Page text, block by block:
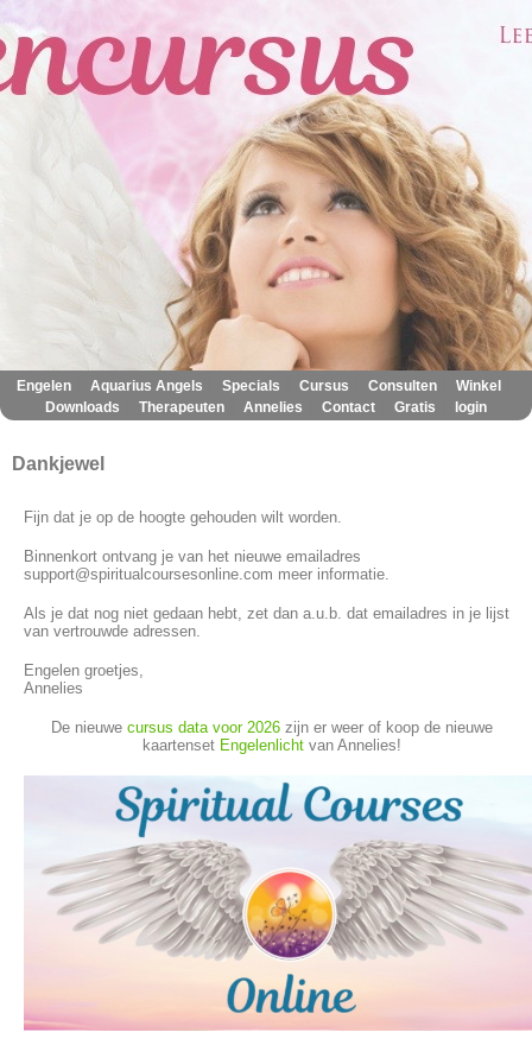
Engelen Aquarius Angels Specials Cursus Consulten Winkel
Downloads Therapeuten Annelies Contact Gratis login
Dankjewel
Fijn dat je op de hoogte gehouden wilt worden.
Binnenkort ontvang je van het nieuwe emailadres
support@spiritualcoursesonline.com meer informatie.
Als je dat nog niet gedaan hebt, zet dan a.u.b. dat emailadres in je lijst
van vertrouwde adressen.
Engelen groetjes,
Annelies
De nieuwe cursus data voor 2026 zijn er weer of koop de nieuwe
kaartenset Engelenlicht van Annelies!